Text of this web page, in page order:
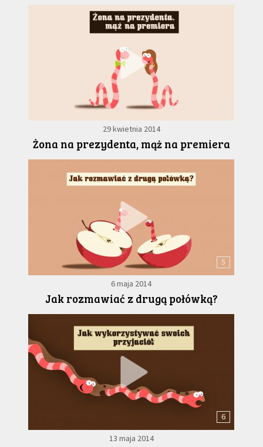
29 kwietnia 2014
Żona na prezydenta, mąż na premiera
5
6 maja 2014
Jak rozmawiać z drugą połówką?
6
13 maja 2014